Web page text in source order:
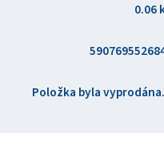
0.06
Položka byla